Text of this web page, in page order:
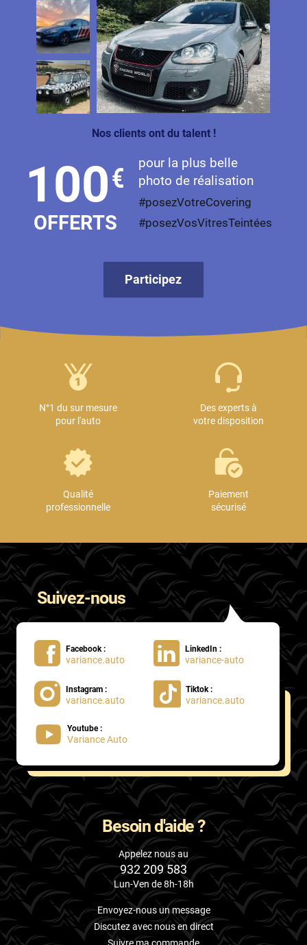
Nos clients ont du talent !
100€
OFFERTS
pour la plus belle
photo de réalisation
#posezVotreCovering
#posezVosVitresTeintées
Participez
N°1 du sur mesure
pour l'auto
Des experts à
votre disposition
Qualité
professionnelle
Paiement
sécurisé
Suivez-nous
Facebook :
variance.auto
LinkedIn :
variance-auto
Instagram :
variance.auto
Tiktok :
variance.auto
Youtube :
Variance Auto
Besoin d'aide ?
Appelez nous au
932 209 583
Lun-Ven de 8h-18h
Envoyez-nous un message
Discutez avec nous en direct
Suivre ma commande